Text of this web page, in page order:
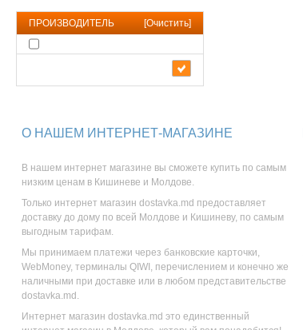
ПРОИЗВОДИТЕЛЬ [Очистить]
О НАШЕМ ИНТЕРНЕТ-МАГАЗИНЕ
В нашем интернет магазине вы сможете купить по самым
низким ценам в Кишиневе и Молдове.
Только интернет магазин dostavka.md предоставляет
доставку до дому по всей Молдове и Кишиневу, по самым
выгодным тарифам.
Мы принимаем платежи через банковские карточки,
WebMoney, терминалы QIWI, перечислением и конечно же
наличными при доставке или в любом представительстве
dostavka.md.
Интернет магазин dostavka.md это единственный